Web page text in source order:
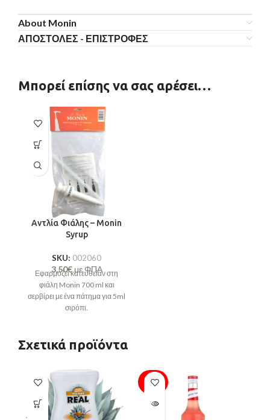
About Monin
ΑΠΟΣΤΟΛΕΣ - ΕΠΙΣΤΡΟΦΕΣ
Μπορεί επίσης να σας αρέσει…
Αντλία Φιάλης – Monin
Syrup
SKU: 002060
3,50€με ΦΠΑ
Εφαρμόζει κατευθείαν στη
φιάλη Monin 700 ml και
σερβίρει με ένα πάτημα για 5ml
σιρόπι.
Σχετικά προϊόντα
SOLD
OUT